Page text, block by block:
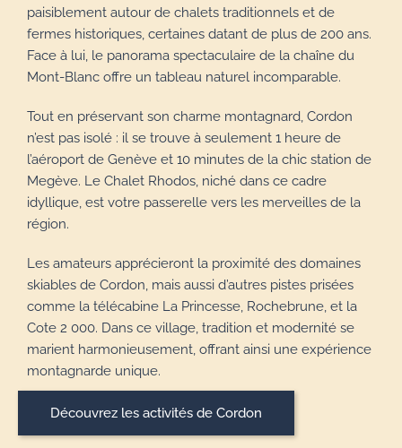
paisiblement autour de chalets traditionnels et de
fermes historiques, certaines datant de plus de 200 ans.
Face à lui, le panorama spectaculaire de la chaîne du
Mont-Blanc offre un tableau naturel incomparable.
Tout en préservant son charme montagnard, Cordon
n’est pas isolé : il se trouve à seulement 1 heure de
l’aéroport de Genève et 10 minutes de la chic station de
Megève. Le Chalet Rhodos, niché dans ce cadre
idyllique, est votre passerelle vers les merveilles de la
région.
Les amateurs apprécieront la proximité des domaines
skiables de Cordon, mais aussi d’autres pistes prisées
comme la télécabine La Princesse, Rochebrune, et la
Cote 2 000. Dans ce village, tradition et modernité se
marient harmonieusement, offrant ainsi une expérience
montagnarde unique.
Découvrez les activités de Cordon